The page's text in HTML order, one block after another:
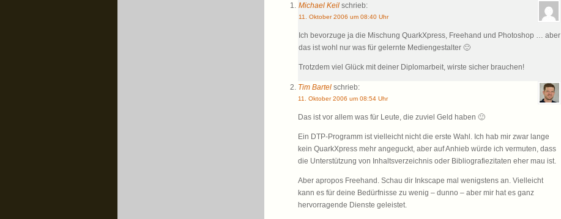
Michael Keil schrieb:
11. Oktober 2006 um 08:40 Uhr
Ich bevorzuge ja die Mischung QuarkXpress, Freehand und Photoshop … aber
das ist wohl nur was für gelernte Mediengestalter 🙂
Trotzdem viel Glück mit deiner Diplomarbeit, wirste sicher brauchen!
Tim Bartel schrieb:
11. Oktober 2006 um 08:54 Uhr
Das ist vor allem was für Leute, die zuviel Geld haben 🙂
Ein DTP-Programm ist vielleicht nicht die erste Wahl. Ich hab mir zwar lange
kein QuarkXpress mehr angeguckt, aber auf Anhieb würde ich vermuten, dass
die Unterstützung von Inhaltsverzeichnis oder Bibliografiezitaten eher mau ist.
Aber apropos Freehand. Schau dir Inkscape mal wenigstens an. Vielleicht
kann es für deine Bedürfnisse zu wenig – dunno – aber mir hat es ganz
hervorragende Dienste geleistet.